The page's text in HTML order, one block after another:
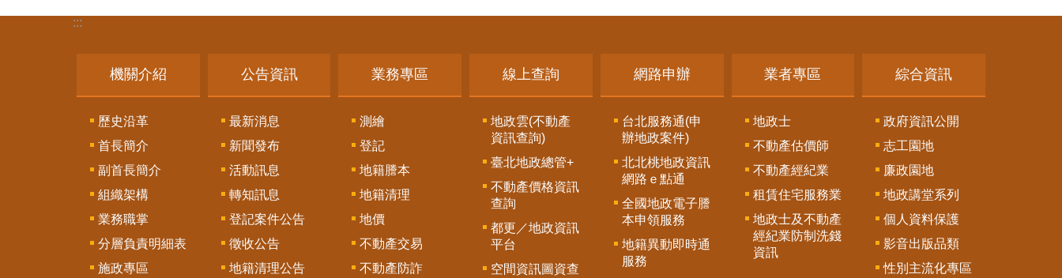
:::
機關介紹
歷史沿革
首長簡介
副首長簡介
組織架構
業務職掌
分層負責明細表
施政專區
公告資訊
最新消息
新聞發布
活動訊息
轉知訊息
登記案件公告
徵收公告
地籍清理公告
業務專區
測繪
登記
地籍謄本
地籍清理
地價
不動產交易
不動產防詐
線上查詢
地政雲(不動產
資訊查詢)
臺北地政總管+
不動產價格資訊
查詢
都更／地政資訊
平台
空間資訊圖資查
網路申辦
台北服務通(申
辦地政案件)
北北桃地政資訊
網路ｅ點通
全國地政電子謄
本申領服務
地籍異動即時通
服務
業者專區
地政士
不動產估價師
不動產經紀業
租賃住宅服務業
地政士及不動產
經紀業防制洗錢
資訊
綜合資訊
政府資訊公開
志工園地
廉政園地
地政講堂系列
個人資料保護
影音出版品類
性別主流化專區